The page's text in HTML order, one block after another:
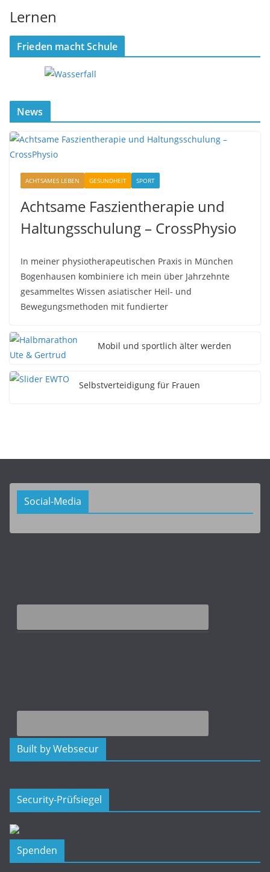
Lernen
Frieden macht Schule
News
ACHTSAMES LEBEN GESUNDHEIT SPORT
Achtsame Faszientherapie und
Haltungsschulung – CrossPhysio
In meiner physiotherapeutischen Praxis in München
Bogenhausen kombiniere ich mein über Jahrzehnte
gesammeltes Wissen asiatischer Heil- und
Bewegungsmethoden mit fundierter
Mobil und sportlich älter werden
Selbstverteidigung für Frauen
Social-Media
Built by Websecur
Security-Prüfsiegel
Spenden